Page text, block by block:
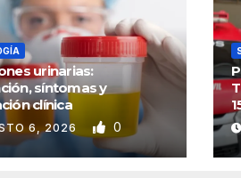
urinarias:
síntomas y
clínica
6, 2026 0